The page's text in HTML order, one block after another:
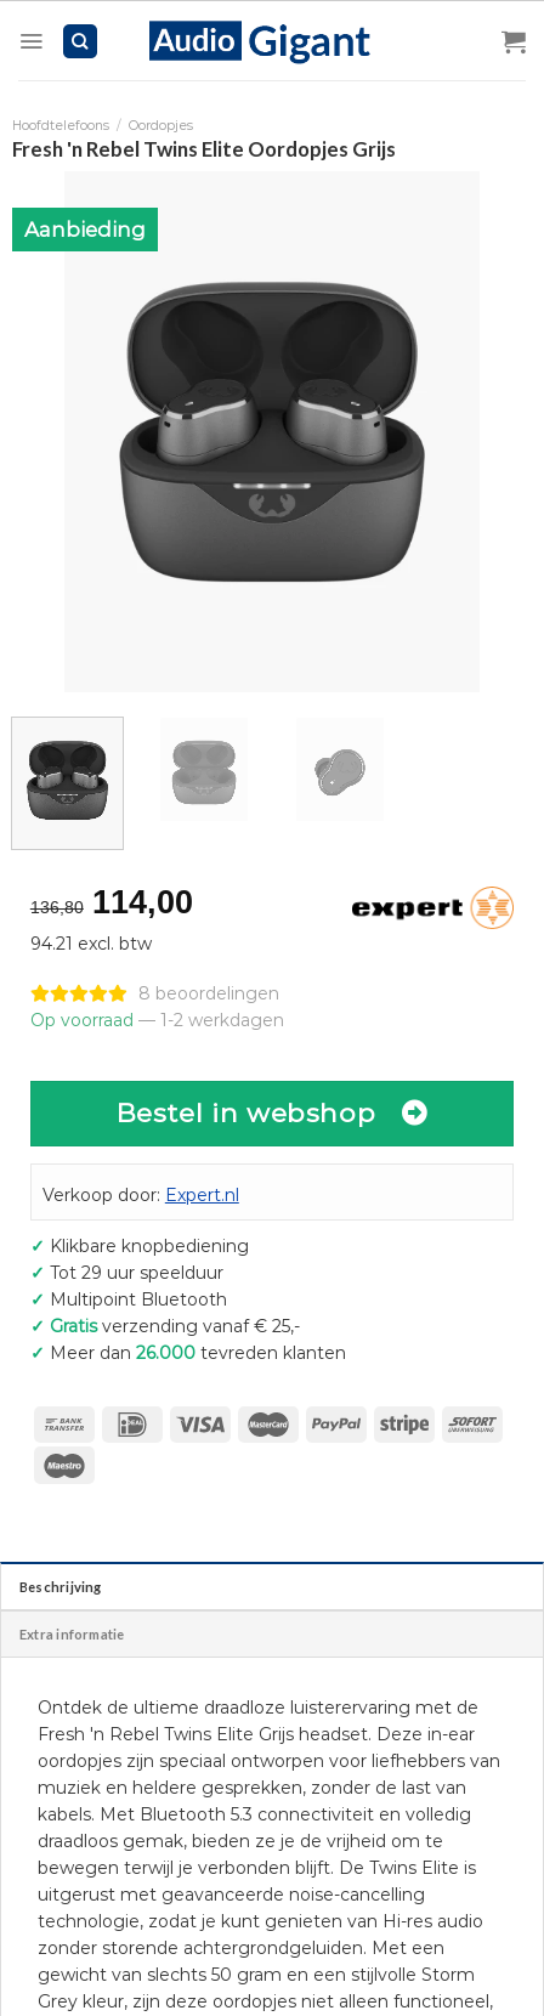
Hoofdtelefoons / Oordopjes
Fresh 'n Rebel Twins Elite Oordopjes Grijs
Aanbieding
136,80 Oorspronkelijke
prijs
was:
€136,80.
114,00Huidige
€114,00.
94.21 excl. btw
8 beoordelingen
Op voorraad — 1-2 werkdagen
Bestel in webshop
Verkoop door: Expert.nl
✓ Klikbare knopbediening
✓ Tot 29 uur speelduur
✓ Multipoint Bluetooth
✓ Gratisverzending vanaf € 25,-
✓ Meer dan 26.000tevreden klanten
Beschrijving
Extra informatie
Ontdek de ultieme draadloze luisterervaring met de
Fresh 'n Rebel Twins Elite Grijs headset. Deze in-ear
oordopjes zijn speciaal ontworpen voor liefhebbers van
muziek en heldere gesprekken, zonder de last van
kabels. Met Bluetooth 5.3 connectiviteit en volledig
draadloos gemak, bieden ze je de vrijheid om te
bewegen terwijl je verbonden blijft. De Twins Elite is
uitgerust met geavanceerde noise-cancelling
technologie, zodat je kunt genieten van Hi-res audio
zonder storende achtergrondgeluiden. Met een
gewicht van slechts 50 gram en een stijlvolle Storm
Grey kleur, zijn deze oordopjes niet alleen functioneel,